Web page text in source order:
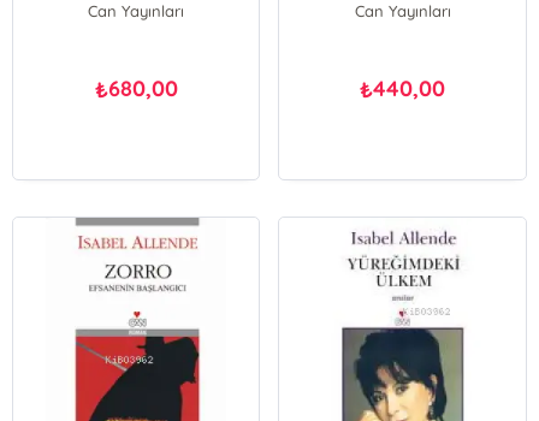
Can Yayınları
₺680,00
Can Yayınları
₺440,00